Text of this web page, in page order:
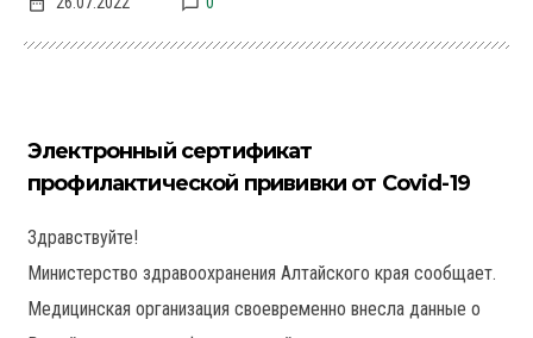
Электронный сертификат
профилактической прививки от Covid-19
Здравствуйте!
Министерство здравоохранения Алтайского края сообщает.
Медицинская организация своевременно внесла данные о